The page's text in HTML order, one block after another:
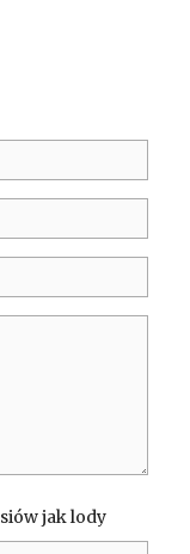
jak lody